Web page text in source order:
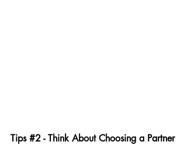
Tips #2 - Think About Choosing a Partner